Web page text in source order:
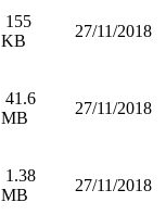
155
KB
27/11/2018
41.6
MB
27/11/2018
1.38
MB
27/11/2018